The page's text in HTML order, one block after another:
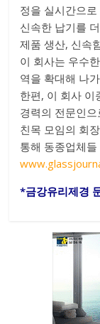
정을 실시간으
신속한 납기를
제품 생산, 신속
이 회사는 우수
역을 확대해 나
한편, 이 회사 이
경력의 전문인
친목 모임의 회
통해 동종업체
*금강유리제경